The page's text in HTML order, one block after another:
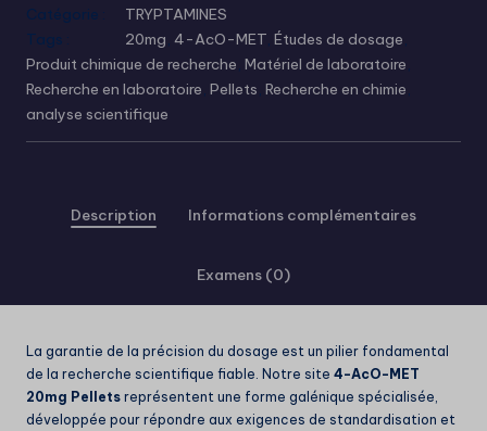
Catégorie :
TRYPTAMINES
Tags :
20mg 4-AcO-MET Études de dosage
Produit chimique de recherche Matériel de laboratoire
Recherche en laboratoire Pellets Recherche en chimie
analyse scientifique
Description Informations complémentaires
Examens (0)
La garantie de la précision du dosage est un pilier fondamental
de la recherche scientifique fiable. Notre site 4-AcO-MET
20mg Pellets représentent une forme galénique spécialisée,
développée pour répondre aux exigences de standardisation et